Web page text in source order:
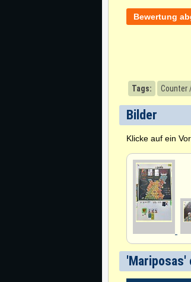
Bewertung
Tags: Counter
Bilder
Klicke auf ein
'Mariposas'